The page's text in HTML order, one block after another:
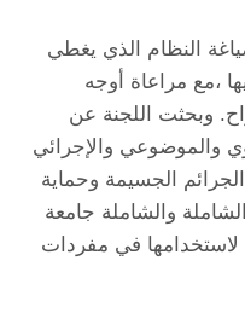
النظام الذي يغطي
،مع مراعاة أوجه
وبحثت اللجنة عن
والموضوعي والإجرائي
الجسيمة وحماية
والشاملة جامعة
في مفردات